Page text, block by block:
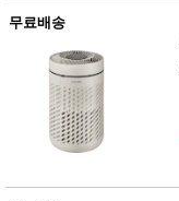
무료배송